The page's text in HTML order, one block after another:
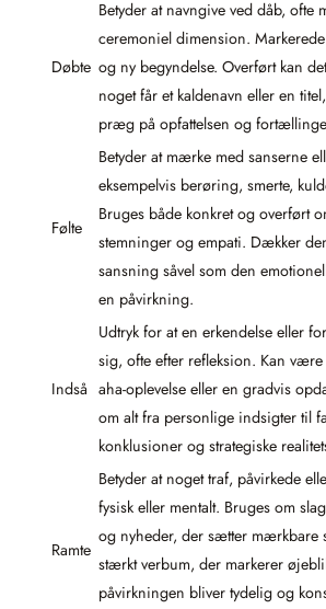
Døbte
Betyder at navngive ved dåb, ofte
ceremoniel dimension.
og ny begyndelse. Overført kan
noget får et kaldenavn eller en
præg på opfattelsen og
Følte
Betyder at mærke med sanserne
eksempelvis berøring, smerte,
Bruges både konkret og overført
stemninger og empati. Dækker
sansning såvel som den
en påvirkning.
Indså
Udtryk for at en erkendelse eller
sig, ofte efter refleksion. Kan
aha-oplevelse eller en gradvis
om alt fra personlige indsigter til
konklusioner og strategiske
Ramte
Betyder at noget traf, påvirkede
fysisk eller mentalt. Bruges om
og nyheder, der sætter mærkbare
stærkt verbum, der markerer
påvirkningen bliver tydelig og